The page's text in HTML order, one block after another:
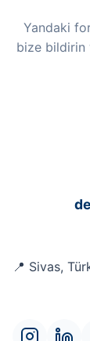
Yandaki
bize bildirin
📍 Sivas,